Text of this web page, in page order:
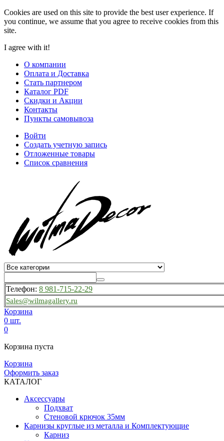
Cookies are used on this site to provide the best user experience. If
you continue, we assume that you agree to receive cookies from this
site.
I agree with it!
О компании
Оплата и Доставка
Стать партнером
Каталог PDF
Скидки и Акции
Контакты
Пункты самовывоза
Войти
Создать учетную запись
Отложенные товары
Список сравнения
Телефон: 8 981-715-22-29
Sales@wilmagallery.ru
Корзина
0 шт.
0
Корзина пуста
Корзина
Оформить заказ
КАТАЛОГ
Аксессуары
Подхват
Стеновой крючок 35мм
Карнизы круглые из металла и Комплектующие
Карниз